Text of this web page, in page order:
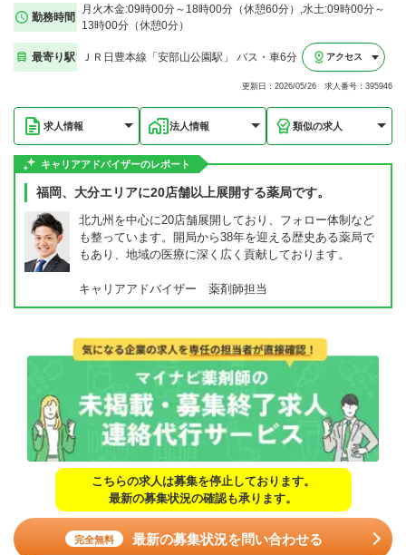
勤務時間
月火木金:09時00分～18時00分（休憩60分）,水土:09時00分～
13時00分（休憩0分）
最寄り駅 ＪＲ日豊本線「安部山公園駅」 バス・車6分 アクセス
更新日：2026/05/26 求人番号：395946
求人情報 法人情報 類似の求人
キャリアアドバイザーのレポート
福岡、大分エリアに20店舗以上展開する薬局です。
北九州を中心に20店舗展開しており、フォロー体制など
も整っています。開局から38年を迎える歴史ある薬局で
もあり、地域の医療に深く広く貢献しております。
キャリアアドバイザー 薬剤師担当
こちらの求人は募集を停止しております。
最新の募集状況の確認も承ります。
完全無料 最新の募集状況を問い合わせる